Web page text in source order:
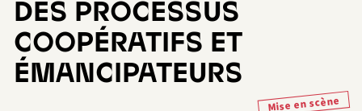
DES PROCESSUS
COOPÉRATIFS ET
ÉMANCIPATEURS
Mise en scène